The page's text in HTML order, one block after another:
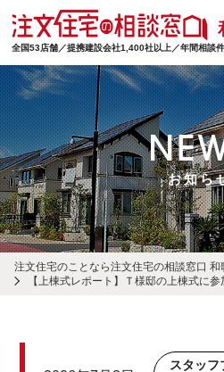
全国53店舗／提携建設会社1,400社以上／年間相談
お知ら
注文住宅のことなら注文住宅の相談窓口 和
【上棟式レポート】Ｔ様邸の上棟式に参
スタッフ